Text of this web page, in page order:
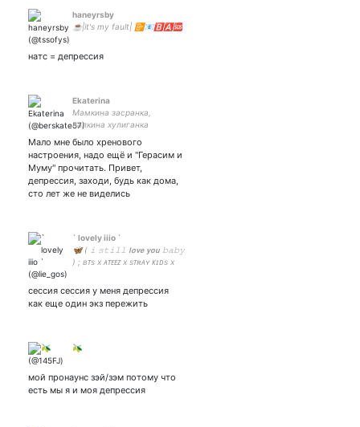
haneyrsby
☕|it's my fault| 📴📧🅱️🅰️🆘
натс = депрессия
Ekaterina
Мамкина засранка,
папкина хулиганка
Мало мне было хренового
настроения, надо ещё и "Герасим и
Муму" прочитать. Привет,
депрессия, заходи, будь как дома,
сто лет же не виделись
` lovely iiio `
🦋 ( 𝚒 𝚜𝚝𝚒𝚕𝚕 𝗹𝗼𝘃𝗲 𝘆𝗼𝘂 𝚋𝚊𝚋𝚢
) ; ʙᴛs x ᴀᴛᴇᴇᴢ x sᴛʀᴀʏ ᴋɪᴅs x
сессия сессия у меня депрессия
как еще один экз пережить
🫒
мой пронаунс зэй/зэм потому что
есть мы я и моя депрессия